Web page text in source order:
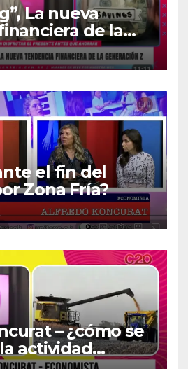
La nueva
de la
Z
el fin del
Zona Fría?
– ¿cómo se
actividad